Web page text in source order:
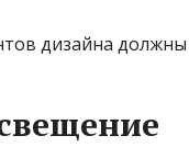
дизайна